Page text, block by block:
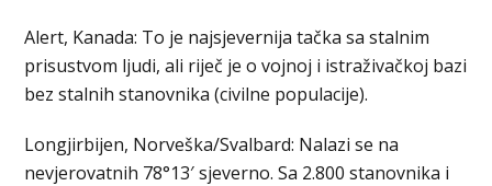
Alert, Kanada: To je najsjevernija tačka sa stalnim
prisustvom ljudi, ali riječ je o vojnoj i istraživačkoj bazi
bez stalnih stanovnika (civilne populacije).
Longjirbijen, Norveška/Svalbard: Nalazi se na
nevjerovatnih 78°13′ sjeverno. Sa 2.800 stanovnika i